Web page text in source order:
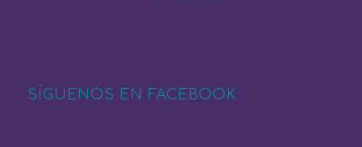
SÍGUENOS EN FACEBOOK